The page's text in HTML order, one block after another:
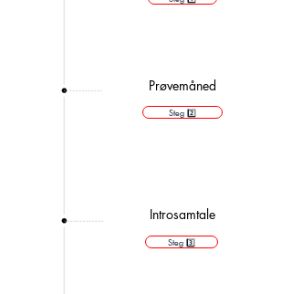
Prøvemåned
Steg 2️⃣
Introsamtale
Steg 3️⃣